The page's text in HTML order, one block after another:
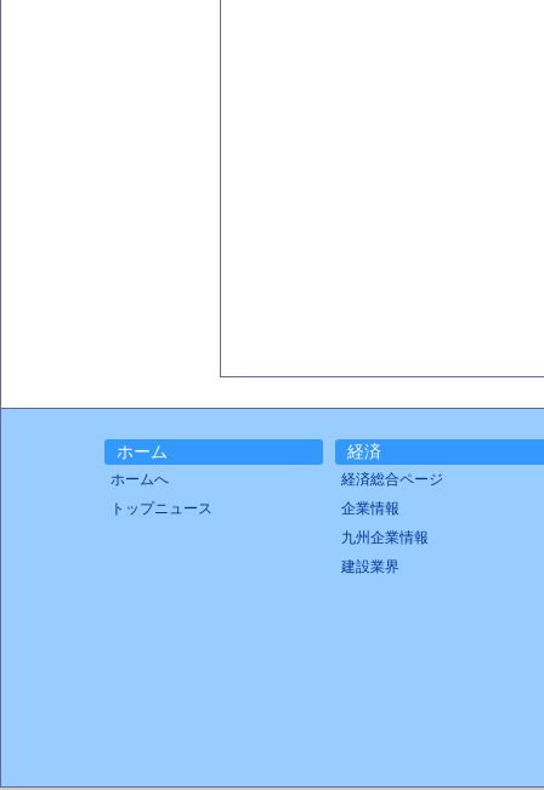
ホーム
ホームへ
トップニュース
経済
経済総合ページ
企業情報
九州企業情報
建設業界